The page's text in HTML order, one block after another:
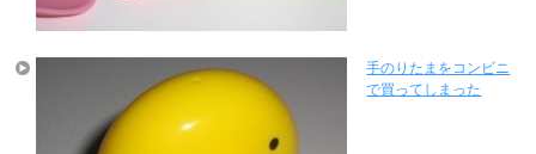
手のりたまをコンビニ
で買ってしまった